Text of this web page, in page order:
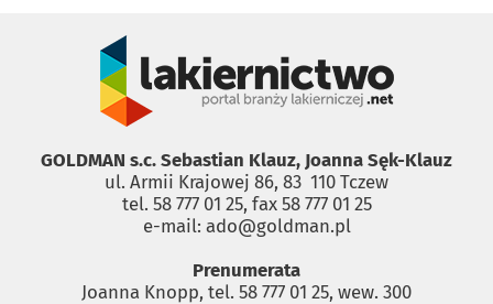
GOLDMAN s.c. Sebastian Klauz, Joanna Sęk-Klauz
ul. Armii Krajowej 86, 83 ­ 110 Tczew
tel. 58 777 01 25, fax 58 777 01 25
e-mail: ado@goldman.pl
Prenumerata
Joanna Knopp, tel. 58 777 01 25, wew. 300